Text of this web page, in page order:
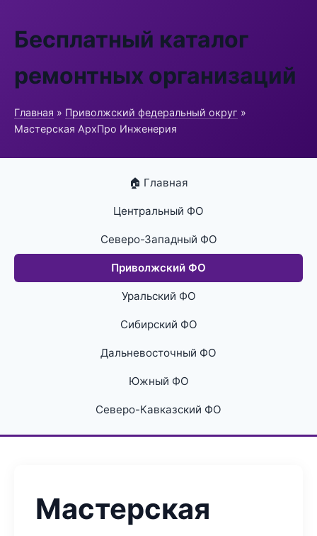
Бесплатный каталог
ремонтных организаций
Главная » Приволжский федеральный округ »
Мастерская АрхПро Инженерия
🏠 Главная
Центральный ФО
Северо-Западный ФО
Приволжский ФО
Уральский ФО
Сибирский ФО
Дальневосточный ФО
Южный ФО
Северо-Кавказский ФО
Мастерская